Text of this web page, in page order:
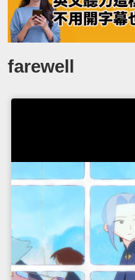
farewell